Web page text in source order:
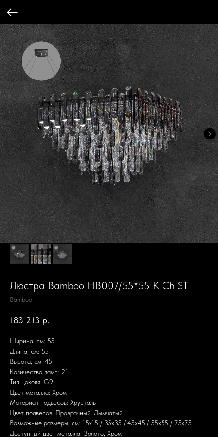
Люстра Bamboo HB007/55*55 K Ch ST
Bamboo
183 213 р.
Ширина, см: 55
Длина, см: 55
Высота, см: 45
Количество ламп: 21
Тип цоколя: G9
Цвет металла: Хром
Материал подвесов: Хрусталь
Цвет подвесов: Прозрачный, Дымчатый
Возможные размеры, см: 15х15 / 35х35 / 45х45 / 55х55 / 75х75
Доступный цвет металла: Золото, Хром